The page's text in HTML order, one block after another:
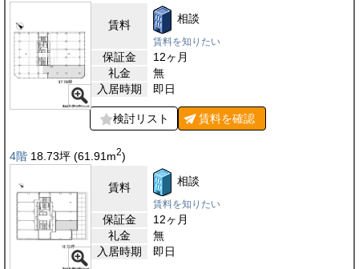
賃料 相談
賃料を知りたい
保証金
12ヶ月
礼金
無
入居時期
即日
検討リスト 賃料を確認
4階 18.73坪 (61.91 m2)
賃料 相談
賃料を知りたい
保証金
12ヶ月
礼金
無
入居時期
即日